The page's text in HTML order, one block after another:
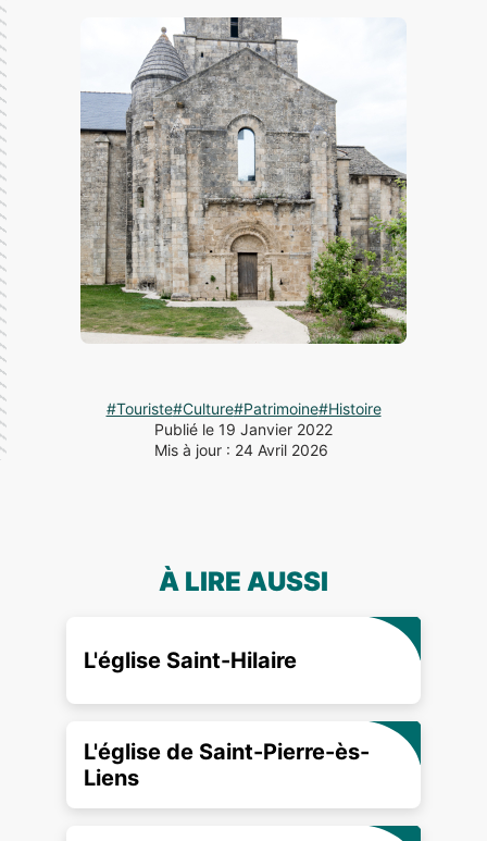
#Touriste#Culture#Patrimoine#Histoire
Publié le 19 Janvier 2022
Mis à jour : 24 Avril 2026
À LIRE AUSSI
L'église Saint-Hilaire
L'église de Saint-Pierre-ès-
Liens